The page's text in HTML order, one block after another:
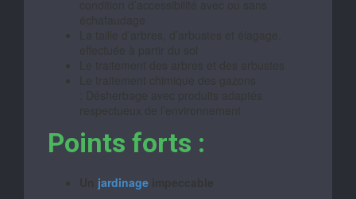
Points forts :
jardinage